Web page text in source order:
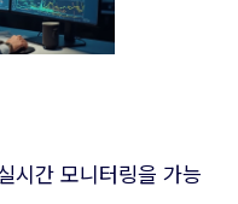
시간 모니터링을 가능